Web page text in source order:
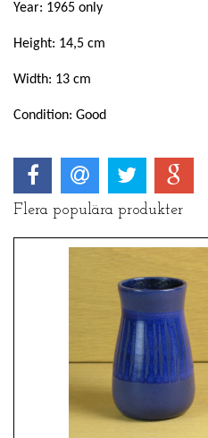
Year: 1965 only
Height: 14,5 cm
Width: 13 cm
Condition: Good
Flera populära produkter